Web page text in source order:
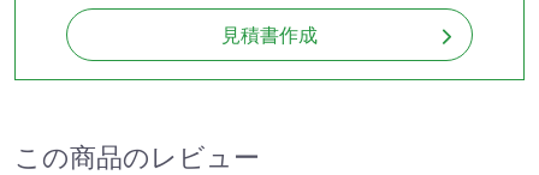
見積書作成
この商品のレビュー